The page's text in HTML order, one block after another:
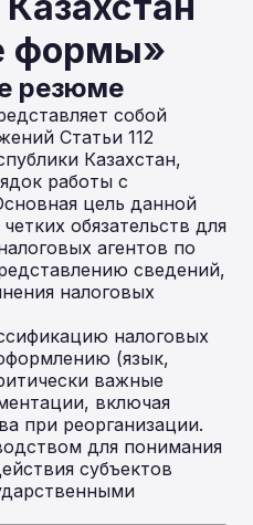
формы»
резюме
собой
Статьи 112
Казахстан,
работы с
цель данной
обязательств для
агентов по
сведений,
налоговых
налоговых
(язык,
важные
включая
при реорганизации.
для понимания
субъектов